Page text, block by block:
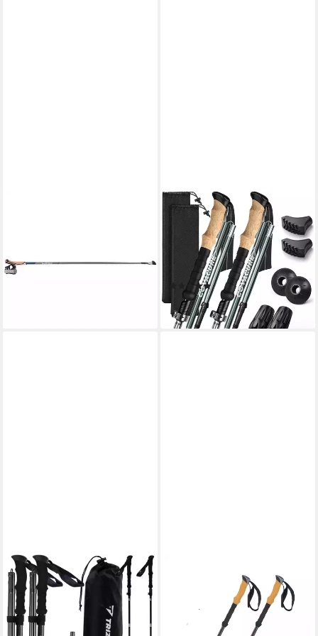
lieferbar - in 5-6 Werktagen bei dir
LUXUSKOLLEKTION
Nordic-Walking-Stöcke
Wanderstöcke Nordic Walking
Stöcke Teleskop 110-130 cm
Faltbar
(1)
62,95 €
lieferbar - in 6-7 Werktagen bei dir
TRIZAND
Trekking-Stöcke
Trekkingstöcke Wanderstöcke
(Spar-Set, 2 St., wandern),
Nordic-Walking-Stöcke 2 Stk
Wanderstöcke Damen und
Herren Wanderstöcke